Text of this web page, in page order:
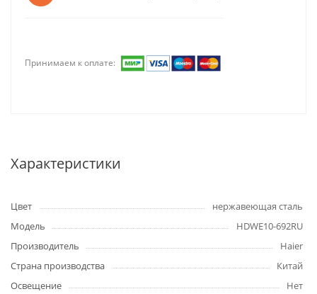
Принимаем к оплате:
Характеристики
Цвет
нержавеющая сталь
Модель
HDWE10-692RU
Производитель
Haier
Страна производства
Китай
Освещение
Нет